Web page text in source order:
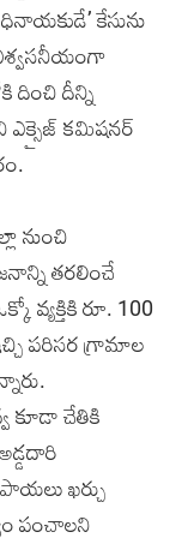
కేసును
విశ్వసనీయంగా
దించి దీన్ని
కమిషనర్
నుంచి
తరలించే
వ్యక్తికి రూ. 100
పరిసర గ్రామాల
కూడా చేతికి
ఖర్చు
పంచాలని